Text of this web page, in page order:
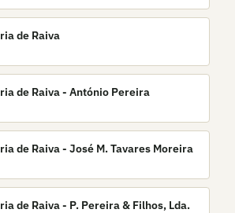
de Raiva
de Raiva - António Pereira
de Raiva - José M. Tavares Moreira
de Raiva - P. Pereira & Filhos, Lda.